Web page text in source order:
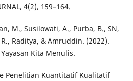
4(2), 159–164.
M., Susilowati, A., Purba, B., SN,
Raditya, & Amruddin. (2022).
Kita Menulis.
Penelitian Kuantitatif Kualitatif